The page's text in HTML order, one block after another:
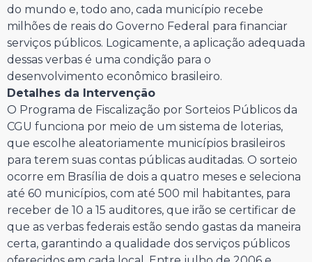
do mundo e, todo ano, cada município recebe
milhões de reais do Governo Federal para financiar
serviços públicos. Logicamente, a aplicação adequada
dessas verbas é uma condição para o
desenvolvimento econômico brasileiro.
Detalhes da Intervenção
O Programa de Fiscalização por Sorteios Públicos da
CGU funciona por meio de um sistema de loterias,
que escolhe aleatoriamente municípios brasileiros
para terem suas contas públicas auditadas. O sorteio
ocorre em Brasília de dois a quatro meses e seleciona
até 60 municípios, com até 500 mil habitantes, para
receber de 10 a 15 auditores, que irão se certificar de
que as verbas federais estão sendo gastas da maneira
certa, garantindo a qualidade dos serviços públicos